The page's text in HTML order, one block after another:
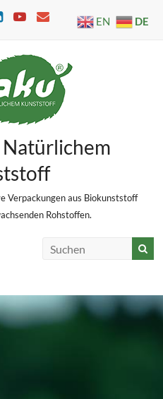
Natürlichem
Verpackungen aus Biokunststoff
Rohstoffen.
EN DE